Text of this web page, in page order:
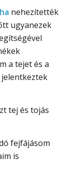
nehezítették
ugyanezek
a tejet és a
tej és tojás
fejfájásom
is